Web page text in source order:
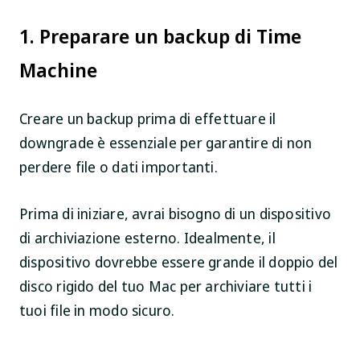
1. Preparare un backup di Time
Machine
Creare un backup prima di effettuare il
downgrade è essenziale per garantire di non
perdere file o dati importanti.
Prima di iniziare, avrai bisogno di un dispositivo
di archiviazione esterno. Idealmente, il
dispositivo dovrebbe essere grande il doppio del
disco rigido del tuo Mac per archiviare tutti i
tuoi file in modo sicuro.